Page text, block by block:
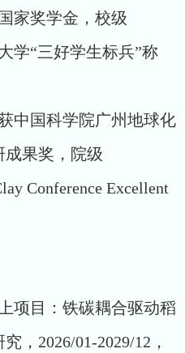
家奖学金，校级
学“三好学生标兵”称
中国科学院广州地球化
果奖，院级
Conference Excellent
项目：铁碳耦合驱动稻
，2026/01-2029/12，